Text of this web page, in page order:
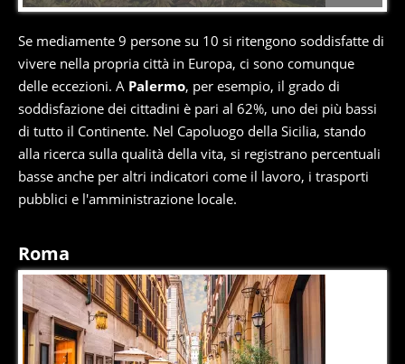
Se mediamente 9 persone su 10 si ritengono soddisfatte di
vivere nella propria città in Europa, ci sono comunque
delle eccezioni. A Palermo, per esempio, il grado di
soddisfazione dei cittadini è pari al 62%, uno dei più bassi
di tutto il Continente. Nel Capoluogo della Sicilia, stando
alla ricerca sulla qualità della vita, si registrano percentuali
basse anche per altri indicatori come il lavoro, i trasporti
pubblici e l'amministrazione locale.
Roma